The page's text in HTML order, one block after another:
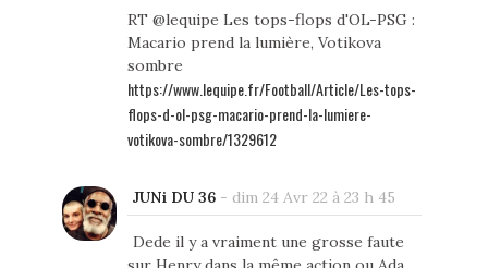
RT @lequipe Les tops-flops d'OL-PSG :
Macario prend la lumière, Votikova
sombre
https://www.lequipe.fr/Football/Article/Les-tops-
flops-d-ol-psg-macario-prend-la-lumiere-
votikova-sombre/1329612
JUNi DU 36- dim 24 Avr 22 à 23 h 45
Dede il y a vraiment une grosse faute